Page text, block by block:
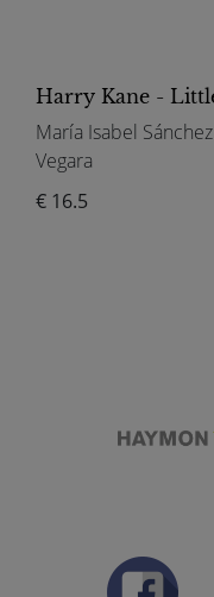
María Isabel Sánchez
Vegara
€ 16.5